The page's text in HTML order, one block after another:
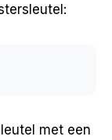
met een